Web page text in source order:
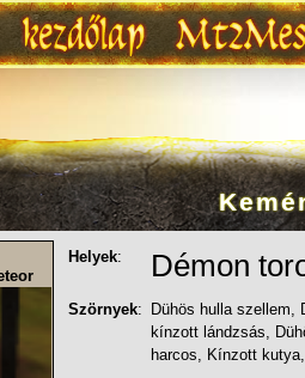
Helyek: Démon
Szörnyek: Dühös hulla szellem,
kínzott lándzsás,
harcos, Kínzott kutya